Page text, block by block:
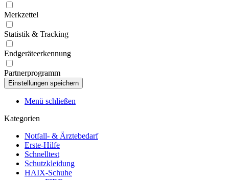
Merkzettel
Statistik & Tracking
Endgeräteerkennung
Partnerprogramm
Menü schließen
Kategorien
Notfall- & Ärztebedarf
Erste-Hilfe
Schnelltest
Schutzkleidung
HAIX-Schuhe